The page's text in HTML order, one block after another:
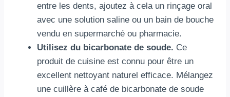
entre les dents, ajoutez à cela un rinçage oral
avec une solution saline ou un bain de bouche
vendu en supermarché ou pharmacie.
Utilisez du bicarbonate de soude. Ce
produit de cuisine est connu pour être un
excellent nettoyant naturel efficace. Mélangez
une cuillère à café de bicarbonate de soude